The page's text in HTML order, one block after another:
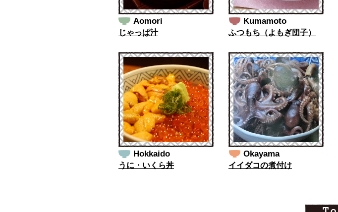
Aomori
じゃっぱ汁
Kumamoto
ふつもち（よもぎ団子）
Hokkaido
うに・いくら丼
Okayama
イイダコの煮付け